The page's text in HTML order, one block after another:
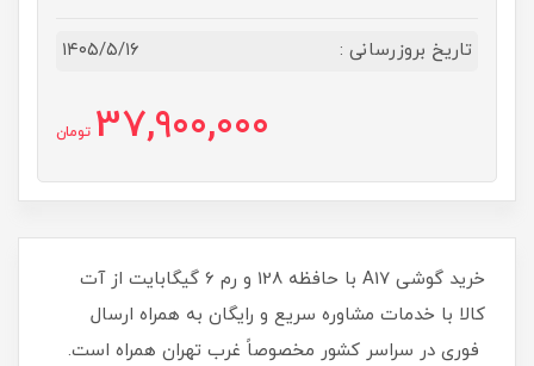
تاریخ بروزرسانی : ۱۴۰۵/۵/۱۶
37,900,000 تومان
خرید گوشی A17 با حافظه 128 و رم 6 گیگابایت از آت
کالا با خدمات مشاوره سریع و رایگان به همراه ارسال
فوری در سراسر کشور مخصوصاً غرب تهران همراه است.